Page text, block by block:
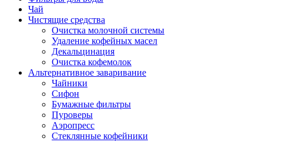
Чай
Чистящие средства
Очистка молочной системы
Удаление кофейных масел
Декальцинация
Очистка кофемолок
Альтернативное заваривание
Чайники
Сифон
Бумажные фильтры
Пуроверы
Аэропресс
Стеклянные кофейники